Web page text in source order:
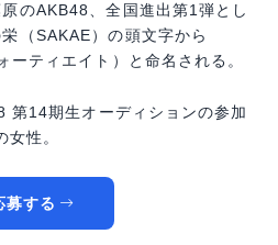
のAKB48、全国進出第1弾とし
（SAKAE）の頭文字から
ティエイト）と命名される。
第14期生オーディションの参加
性。
募する